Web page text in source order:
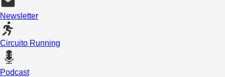
Newsletter
Circuito Running
Podcast